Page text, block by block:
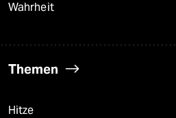
Wahrheit
Themen
Hitze